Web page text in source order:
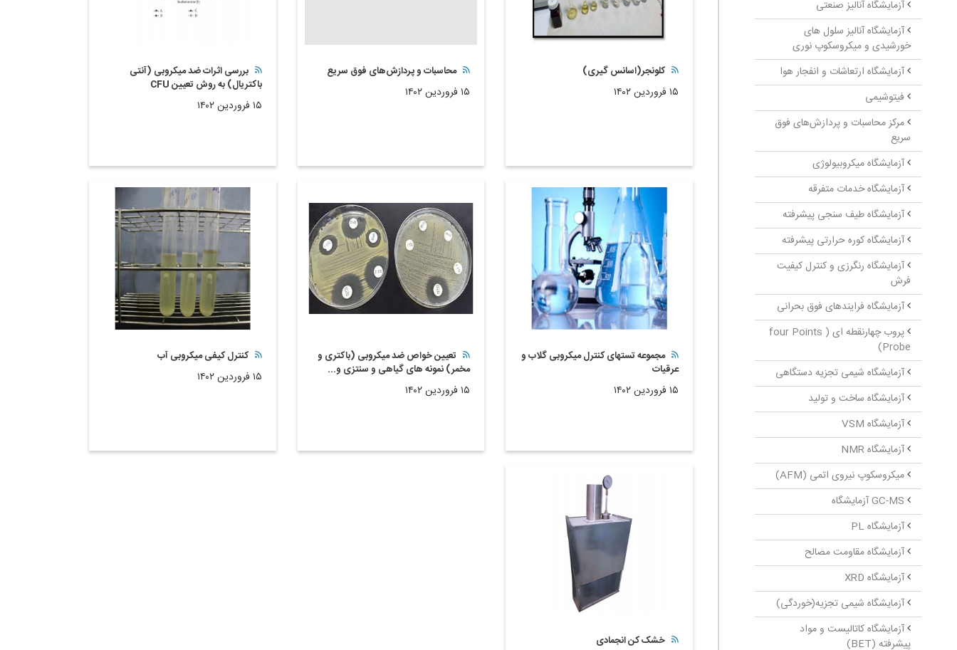
کلونجر(اسانس گیری)
۱۵ فروردین ۱۴۰۲
محاسبات و پردازش‌های فوق سریع
۱۵ فروردین ۱۴۰۲
بررسی اثرات ضد میکروبی (آنتی
باکتریال) به روش تعیین CFU
۱۵ فروردین ۱۴۰۲
مجموعه تستهای کنترل میکروبی گلاب و
عرقیات
۱۵ فروردین ۱۴۰۲
تعیین خواص ضد میکروبی (باکتری و
مخمر) نمونه های گیاهی و سنتزی و...
۱۵ فروردین ۱۴۰۲
کنترل کیفی میکروبی آب
۱۵ فروردین ۱۴۰۲
خشک کن انجمادی
آزمایشگاه آنالیز صنعتی
آزمایشگاه آنالیز سلول های
خورشیدی و میکروسکوپ نوری
آزمایشگاه ارتعاشات و انفجار هوا
فیتوشیمی
مرکز محاسبات و پردازش‌های فوق
سریع
آزمایشگاه میکروبیولوژی
آزمایشگاه خدمات متفرقه
آزمایشگاه طیف سنجی پیشرفته
آزمایشگاه کوره حرارتی پیشرفته
آزمایشگاه رنگرزی و کنترل کیفیت
فرش
آزمایشگاه فرایندهای فوق بحرانی
پروب چهارنقطه ‏ای ( four Points
Probe)
آزمایشگاه شیمی تجزیه دستگاهی
آزمایشگاه ساخت و تولید
آزمایشگاه VSM
آزمایشگاه NMR
میکروسکوپ نیروی اتمی (AFM)
GC-MS آزمایشگاه
آزمایشگاه PL
آزمایشگاه مقاومت مصالح
آزمایشگاه XRD
آزمایشگاه شیمی تجزیه(خوردگی)
آزمایشگاه کاتالیست و مواد
پیشرفته (BET)